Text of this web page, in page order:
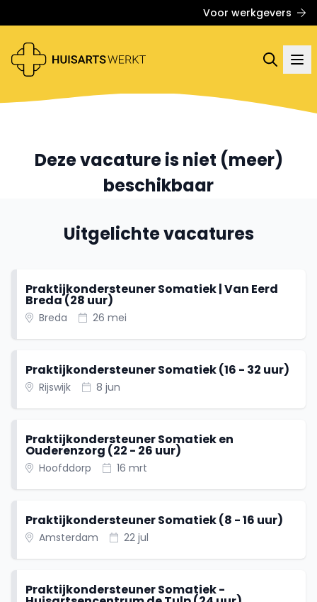
Voor werkgevers
Deze vacature is niet (meer)
beschikbaar
Uitgelichte vacatures
Praktijkondersteuner Somatiek | Van Eerd
Breda (28 uur)
Breda 26 mei
Praktijkondersteuner Somatiek (16 - 32 uur)
Rijswijk 8 jun
Praktijkondersteuner Somatiek en
Ouderenzorg (22 - 26 uur)
Hoofddorp 16 mrt
Praktijkondersteuner Somatiek (8 - 16 uur)
Amsterdam 22 jul
Praktijkondersteuner Somatiek -